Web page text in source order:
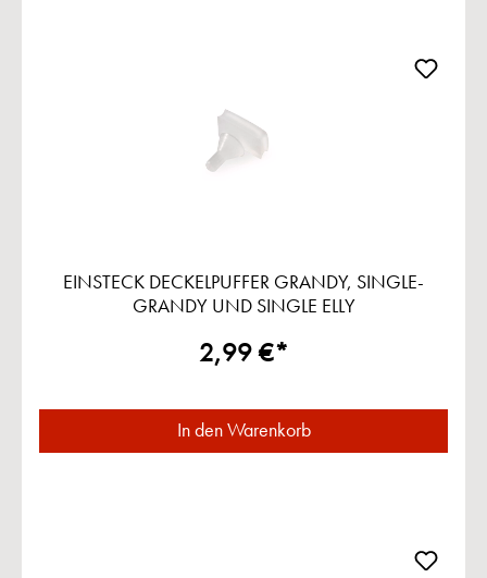
EINSTECK DECKELPUFFER GRANDY, SINGLE-
GRANDY UND SINGLE ELLY
2,99 €*
In den Warenkorb